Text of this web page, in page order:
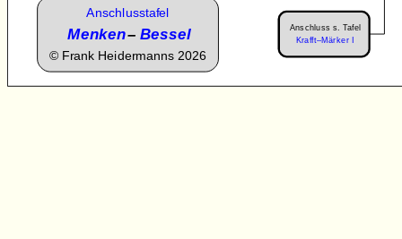
Anschlusstafel
Menken– Bessel
© Frank Heidermanns 2026
Anschluss s. Tafel
Krafft–Märker I